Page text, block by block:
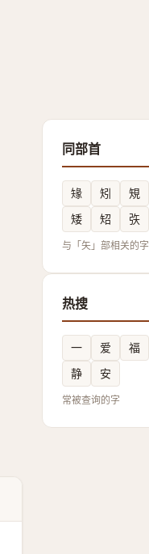
同部首
䂕 矧 䂓
矮
䂏 矤
与「矢」部相关的字
热搜
一 爱 福
静
安
常被查询的字